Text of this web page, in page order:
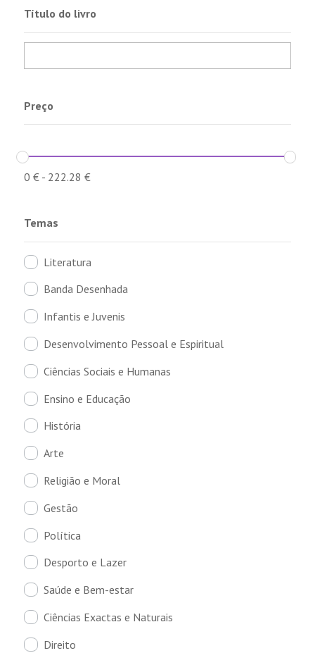
Título do livro
Preço
0 €- 222.28 €
Temas
Literatura
Banda Desenhada
Infantis e Juvenis
Desenvolvimento Pessoal e Espiritual
Ciências Sociais e Humanas
Ensino e Educação
História
Arte
Religião e Moral
Gestão
Política
Desporto e Lazer
Saúde e Bem-estar
Ciências Exactas e Naturais
Direito